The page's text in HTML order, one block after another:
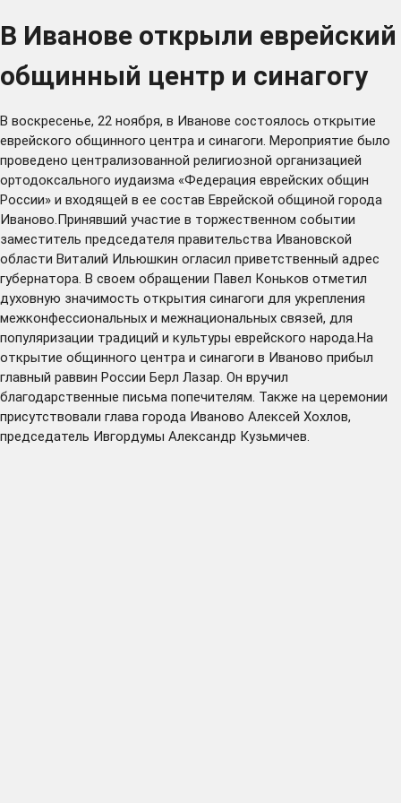
В Иванове открыли еврейский
общинный центр и синагогу
В воскресенье, 22 ноября, в Иванове состоялось открытие
еврейского общинного центра и синагоги. Мероприятие было
проведено централизованной религиозной организацией
ортодоксального иудаизма «Федерация еврейских общин
России» и входящей в ее состав Еврейской общиной города
Иваново.Принявший участие в торжественном событии
заместитель председателя правительства Ивановской
области Виталий Ильюшкин огласил приветственный адрес
губернатора. В своем обращении Павел Коньков отметил
духовную значимость открытия синагоги для укрепления
межконфессиональных и межнациональных связей, для
популяризации традиций и культуры еврейского народа.На
открытие общинного центра и синагоги в Иваново прибыл
главный раввин России Берл Лазар. Он вручил
благодарственные письма попечителям. Также на церемонии
присутствовали глава города Иваново Алексей Хохлов,
председатель Ивгордумы Александр Кузьмичев.